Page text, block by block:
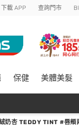
下載 APP 查詢門市
保健 美體美髮
奶杏 TEDDY TINT #唇頰